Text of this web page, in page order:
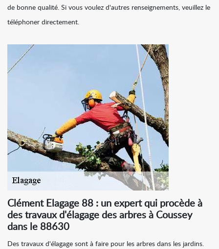
de bonne qualité. Si vous voulez d'autres renseignements, veuillez le
téléphoner directement.
Clément Elagage 88 : un expert qui procède à
des travaux d'élagage des arbres à Coussey
dans le 88630
Des travaux d'élagage sont à faire pour les arbres dans les jardins.